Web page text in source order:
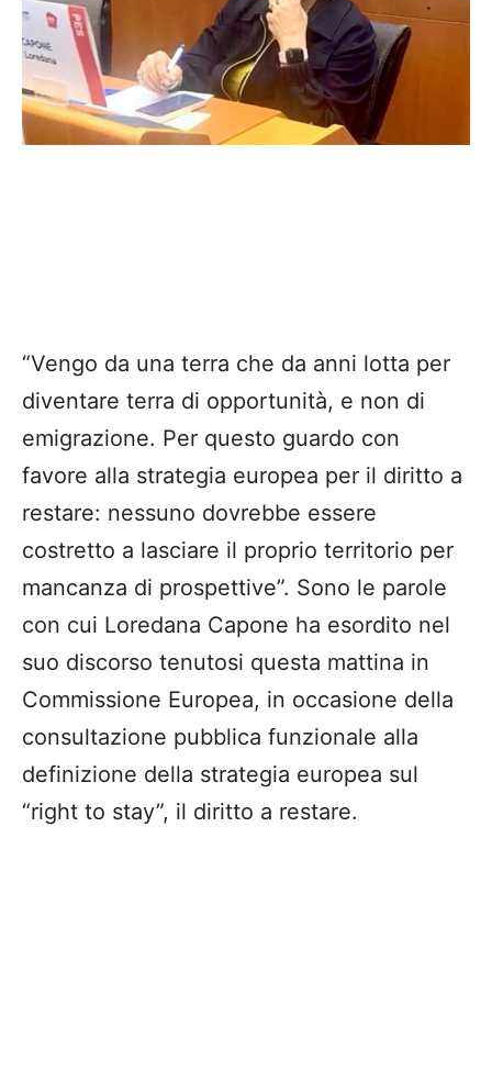
“Vengo da una terra che da anni lotta per
diventare terra di opportunità, e non di
emigrazione. Per questo guardo con
favore alla strategia europea per il diritto a
restare: nessuno dovrebbe essere
costretto a lasciare il proprio territorio per
mancanza di prospettive”. Sono le parole
con cui Loredana Capone ha esordito nel
suo discorso tenutosi questa mattina in
Commissione Europea, in occasione della
consultazione pubblica funzionale alla
definizione della strategia europea sul
“right to stay”, il diritto a restare.